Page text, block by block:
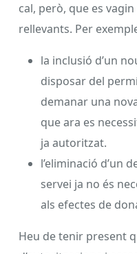
cal, però, que es
rellevants. Per
la inclusió d’un
disposar del
demanar una
que ara es
ja autoritzat.
l’eliminació d’un
servei ja no és
als efectes de
Heu de tenir present